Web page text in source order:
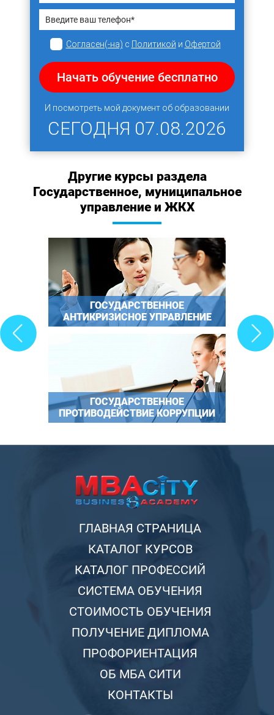
Согласен(-на) с Политикой и Офертой
Начать обучение бесплатно
И посмотреть мой документ об образовании
СЕГОДНЯ 07.08.2026
Другие курсы раздела
Государственное, муниципальное
управление и ЖКХ
ГОСУДАРСТВЕННОЕ
АНТИКРИЗИСНОЕ УПРАВЛЕНИЕ
ГОСУДАРСТВЕННОЕ
ПРОТИВОДЕЙСТВИЕ КОРРУПЦИИ
ГЛАВНАЯ СТРАНИЦА
КАТАЛОГ КУРСОВ
КАТАЛОГ ПРОФЕССИЙ
СИСТЕМА ОБУЧЕНИЯ
СТОИМОСТЬ ОБУЧЕНИЯ
ПОЛУЧЕНИЕ ДИПЛОМА
ПРОФОРИЕНТАЦИЯ
ОБ МБА СИТИ
КОНТАКТЫ